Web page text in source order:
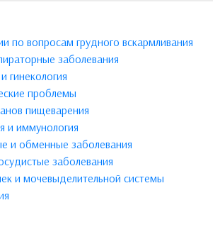
по вопросам грудного вскармливания
заболевания
гинекология
проблемы
пищеварения
и иммунология
и обменные заболевания
заболевания
и мочевыделительной системы